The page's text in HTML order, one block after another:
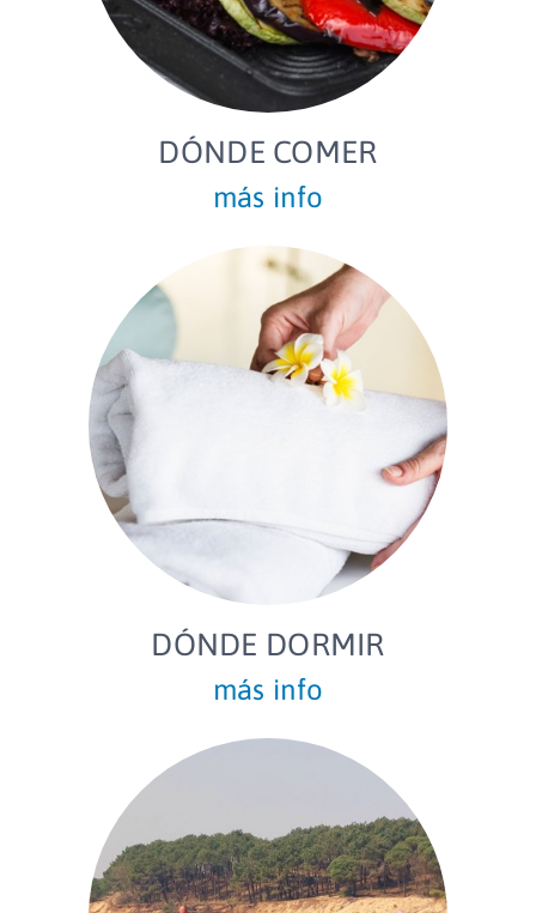
DÓNDE COMER
más info
DÓNDE DORMIR
más info